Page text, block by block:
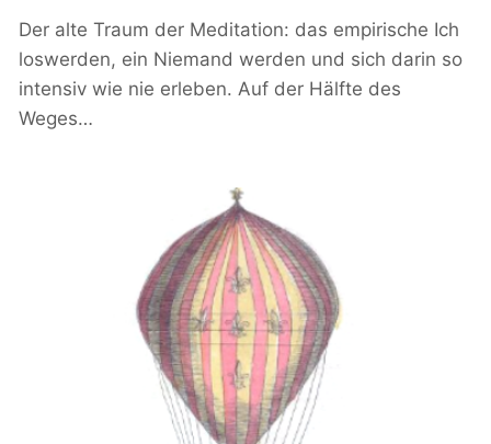
Der alte Traum der Meditation: das empirische Ich
loswerden, ein Niemand werden und sich darin so
intensiv wie nie erleben. Auf der Hälfte des
Weges…